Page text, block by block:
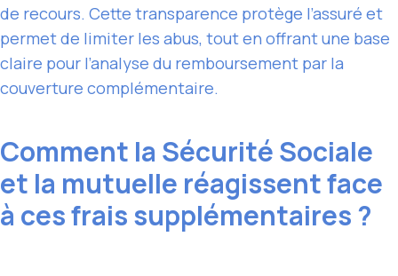
de recours. Cette transparence protège l’assuré et
permet de limiter les abus, tout en offrant une base
claire pour l’analyse du remboursement par la
couverture complémentaire.
Comment la Sécurité Sociale
et la mutuelle réagissent face
à ces frais supplémentaires ?